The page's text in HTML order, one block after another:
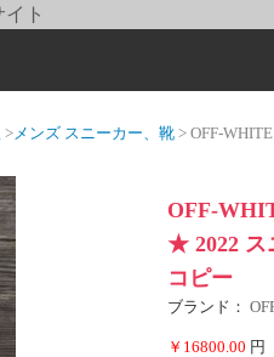
ト
>メンズ スニーカー、靴 > OFF-WHITEコピ
OFF-
★ 2022 ス
コピー
ブランド：
￥16800.00 円